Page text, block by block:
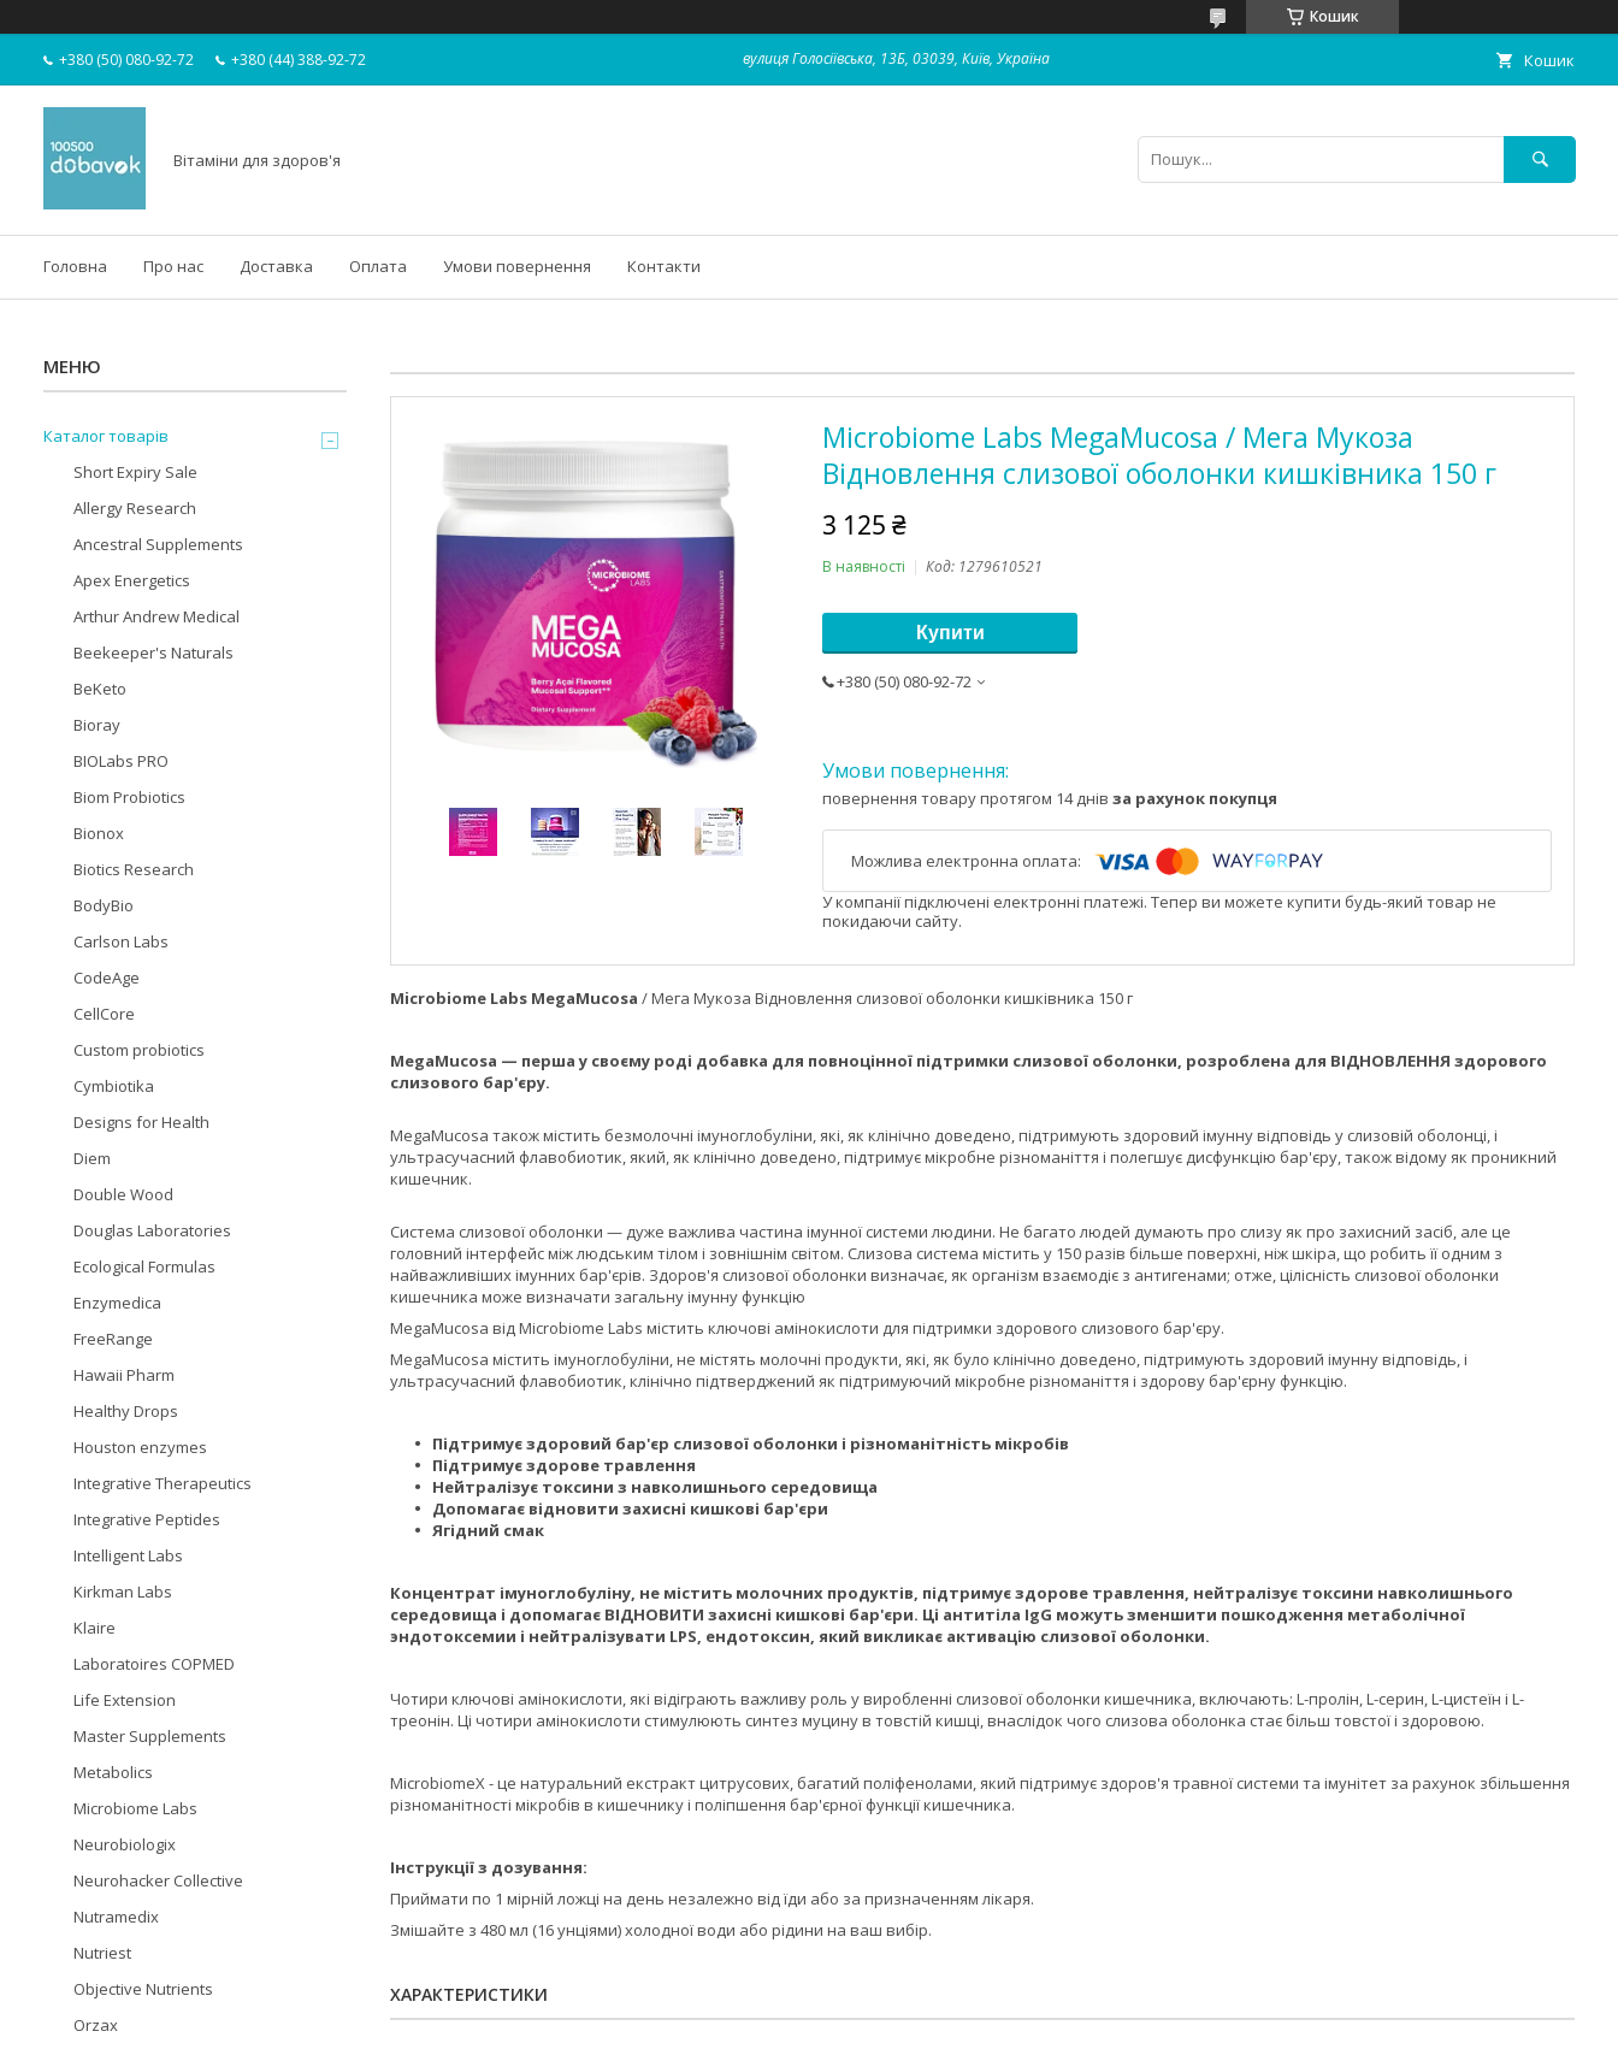
Кошик
+380 (50) 080-92-72 +380 (44) 388-92-72 вулиця Голосіївська, 13Б, 03039, Київ, Україна Кошик
Вітаміни для здоров'я
Головна Про нас Доставка Оплата Умови повернення Контакти
Microbiome Labs MegaMucosa / Мега Мукоза
Відновлення слизової оболонки кишківника 150 г
3 125 ₴
В наявності Код: 1279610521
Купити
+380 (50) 080-92-72
повернення товару протягом 14 днів за рахунок покупця
У компанії підключені електронні платежі. Тепер ви можете купити будь-який товар не
покидаючи сайту.
Microbiome Labs MegaMucosa / Мега Мукоза Відновлення слизової оболонки кишківника 150 г
MegaMucosa — перша у своєму роді добавка для повноцінної підтримки слизової оболонки, розроблена для ВІДНОВЛЕННЯ здорового
слизового бар'єру.
MegaMucosa також містить безмолочні імуноглобуліни, які, як клінічно доведено, підтримують здоровий імунну відповідь у слизовій оболонці, і
ультрасучасний флавобиотик, який, як клінічно доведено, підтримує мікробне різноманіття і полегшує дисфункцію бар'єру, також відому як проникний
кишечник.
Система слизової оболонки — дуже важлива частина імунної системи людини. Не багато людей думають про слизу як про захисний засіб, але це
головний інтерфейс між людським тілом і зовнішнім світом. Слизова система містить у 150 разів більше поверхні, ніж шкіра, що робить її одним з
найважливіших імунних бар'єрів. Здоров'я слизової оболонки визначає, як організм взаємодіє з антигенами; отже, цілісність слизової оболонки
кишечника може визначати загальну імунну функцію
MegaMucosa від Microbiome Labs містить ключові амінокислоти для підтримки здорового слизового бар'єру.
MegaMucosa містить імуноглобуліни, не містять молочні продукти, які, як було клінічно доведено, підтримують здоровий імунну відповідь, і
ультрасучасний флавобиотик, клінічно підтверджений як підтримуючий мікробне різноманіття і здорову бар'єрну функцію.
Підтримує здоровий бар'єр слизової оболонки і різноманітність мікробів
Підтримує здорове травлення
Нейтралізує токсини з навколишнього середовища
Допомагає відновити захисні кишкові бар'єри
Ягідний смак
Концентрат імуноглобуліну, не містить молочних продуктів, підтримує здорове травлення, нейтралізує токсини навколишнього
середовища і допомагає ВІДНОВИТИ захисні кишкові бар'єри. Ці антитіла IgG можуть зменшити пошкодження метаболічної
эндотоксемии і нейтралізувати LPS, ендотоксин, який викликає активацію слизової оболонки.
Чотири ключові амінокислоти, які відіграють важливу роль у виробленні слизової оболонки кишечника, включають: L-пролін, L-серин, L-цистеїн і L-
треонін. Ці чотири амінокислоти стимулюють синтез муцину в товстій кишці, внаслідок чого слизова оболонка стає більш товстої і здоровою.
MicrobiomeX - це натуральний екстракт цитрусових, багатий поліфенолами, який підтримує здоров'я травної системи та імунітет за рахунок збільшення
різноманітності мікробів в кишечнику і поліпшення бар'єрної функції кишечника.
Інструкції з дозування:
Приймати по 1 мірній ложці на день незалежно від їди або за призначенням лікаря.
Змішайте з 480 мл (16 унціями) холодної води або рідини на ваш вибір.
ХАРАКТЕРИСТИКИ
Каталог товарів
Short Expiry Sale
Allergy Research
Ancestral Supplements
Apex Energetics
Arthur Andrew Medical
Beekeeper's Naturals
BeKeto
Bioray
BIOLabs PRO
Biom Probiotics
Bionox
Biotics Research
BodyBio
Carlson Labs
CodeAge
CellCore
Custom probiotics
Cymbiotika
Designs for Health
Diem
Double Wood
Douglas Laboratories
Ecological Formulas
Enzymedica
FreeRange
Hawaii Pharm
Healthy Drops
Houston enzymes
Integrative Therapeutics
Integrative Peptides
Intelligent Labs
Kirkman Labs
Klaire
Laboratoires COPMED
Life Extension
Master Supplements
Metabolics
Microbiome Labs
Neurobiologix
Neurohacker Collective
Nutramedix
Nutriest
Objective Nutrients
Orzax